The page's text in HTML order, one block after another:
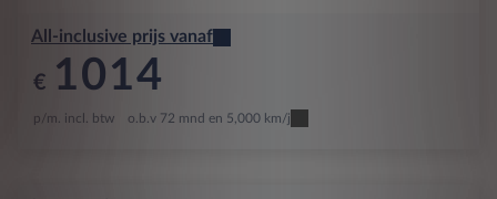
All-inclusive prijs vanaf
€ 1014
p/m. incl. btw o.b.v 72 mnd en 5,000 km/j